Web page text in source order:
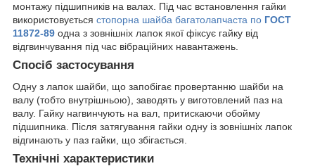
монтажу підшипників на валах. Під час встановлення гайки
використовується стопорна шайба багатолапчаста по ГОСТ
11872-89 одна з зовнішніх лапок якої фіксує гайку від
відгвинчування під час вібраційних навантажень.
Спосіб застосування
Одну з лапок шайби, що запобігає провертанню шайби на
валу (тобто внутрішньою), заводять у виготовлений паз на
валу. Гайку нагвинчують на вал, притискаючи обойму
підшипника. Після затягування гайки одну із зовнішніх лапок
відгинають у паз гайки, що збігається.
Технічні характеристики